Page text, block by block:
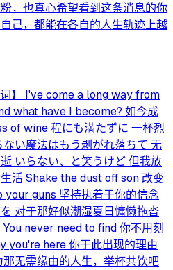
，也真心希望看到这条消息的你
己，都能在各自的人生轨迹上越
】 I've come a long way from
what have I become? 如今成
of wine 程にも満たずに 一杯烈
い魔法はもう剥がれ落ちて 无
いらない、と笑うけど 但我放
活 Shake the dust off son 改变
guns 坚持执着于你的信念
对于那好似潮湿夏日慵懒拖沓
never need to find 你不用刻
you're here 你于此出现的理由
无需缘由的人生，举杯共饮吧